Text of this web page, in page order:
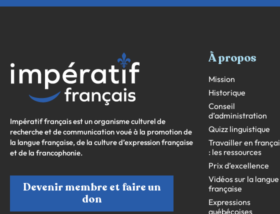
Impératif français est un organisme culturel de
recherche et de communication voué à la promotion de
la langue française, de la culture d’expression française
et de la francophonie.
Devenir membre et faire un
don
À propos
Mission
Historique
Conseil
d’administration
Quizz linguistique
Travailler en
: les ressources
Prix d’excellence
Vidéos sur la langue
française
Expressions
québécoises